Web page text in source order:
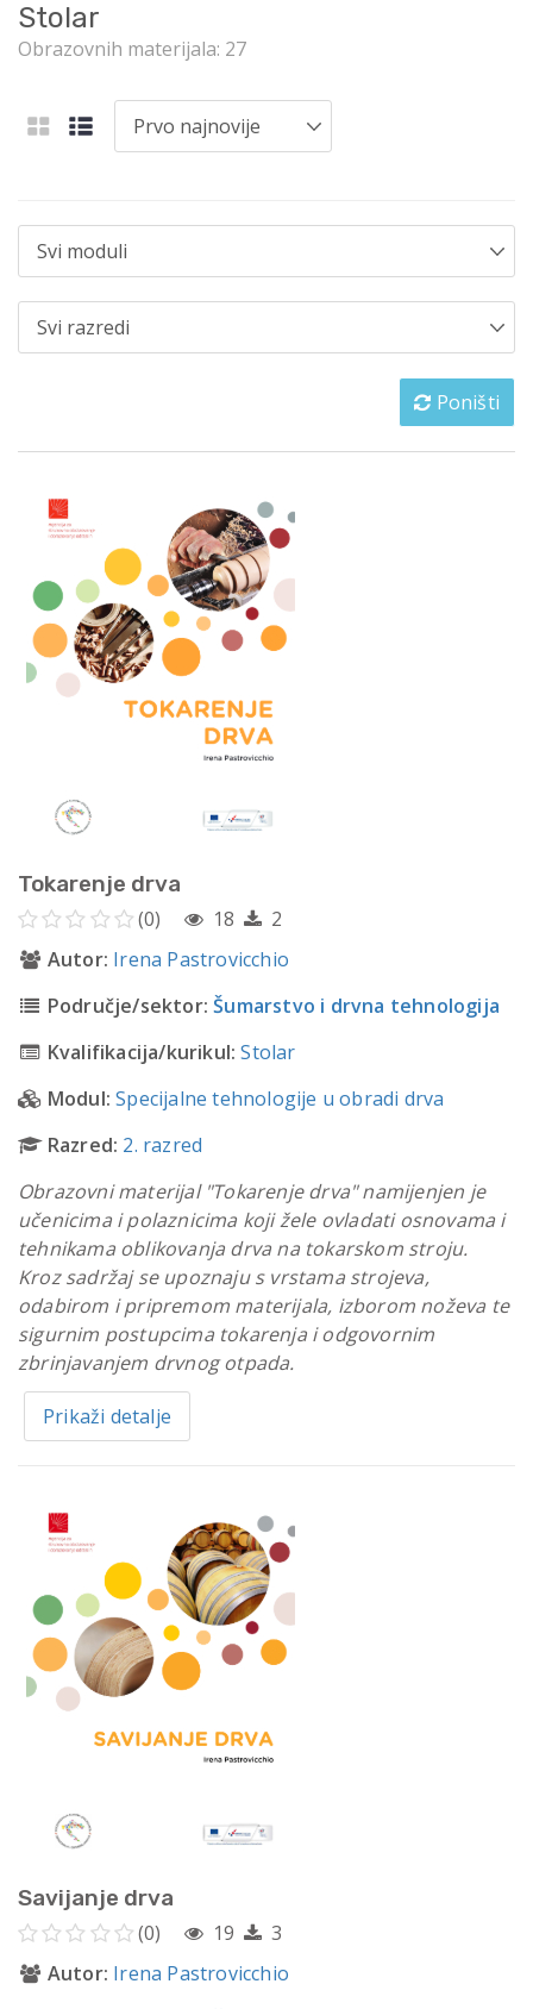
Stolar
Obrazovnih materijala: 27
Poništi
Tokarenje drva
(0) 18
2
Autor: Irena Pastrovicchio
Područje/sektor: Šumarstvo i drvna tehnologija
Kvalifikacija/kurikul: Stolar
Modul: Specijalne tehnologije u obradi drva
Razred: 2. razred
Obrazovni materijal "Tokarenje drva" namijenjen je
učenicima i polaznicima koji žele ovladati osnovama i
tehnikama oblikovanja drva na tokarskom stroju.
Kroz sadržaj se upoznaju s vrstama strojeva,
odabirom i pripremom materijala, izborom noževa te
sigurnim postupcima tokarenja i odgovornim
zbrinjavanjem drvnog otpada.
Prikaži detalje
Savijanje drva
(0) 19
3
Autor: Irena Pastrovicchio